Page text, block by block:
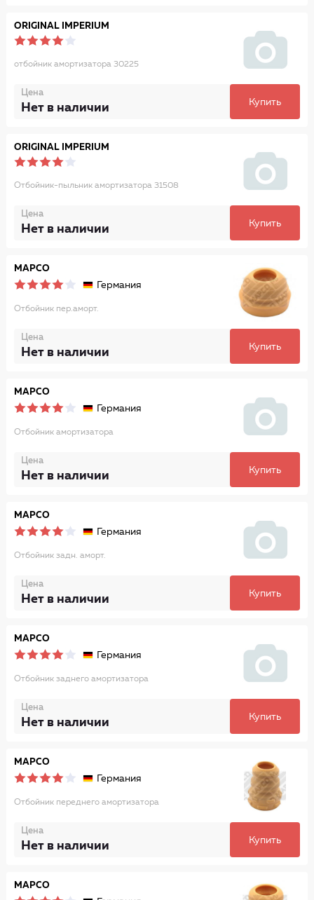
ORIGINAL IMPERIUM
отбойник амортизатора 30225
Цена
Нет в наличии Купить
ORIGINAL IMPERIUM
Отбойник-пыльник амортизатора 31508
Цена
Нет в наличии Купить
MAPCO
Германия
Отбойник пер.аморт.
Цена
Нет в наличии Купить
MAPCO
Германия
Отбойник амортизатора
Цена
Нет в наличии Купить
MAPCO
Германия
Отбойник задн. аморт.
Цена
Нет в наличии Купить
MAPCO
Германия
Отбойник заднего амортизатора
Цена
Нет в наличии Купить
MAPCO
Германия
Отбойник переднего амортизатора
Цена
Нет в наличии Купить
MAPCO